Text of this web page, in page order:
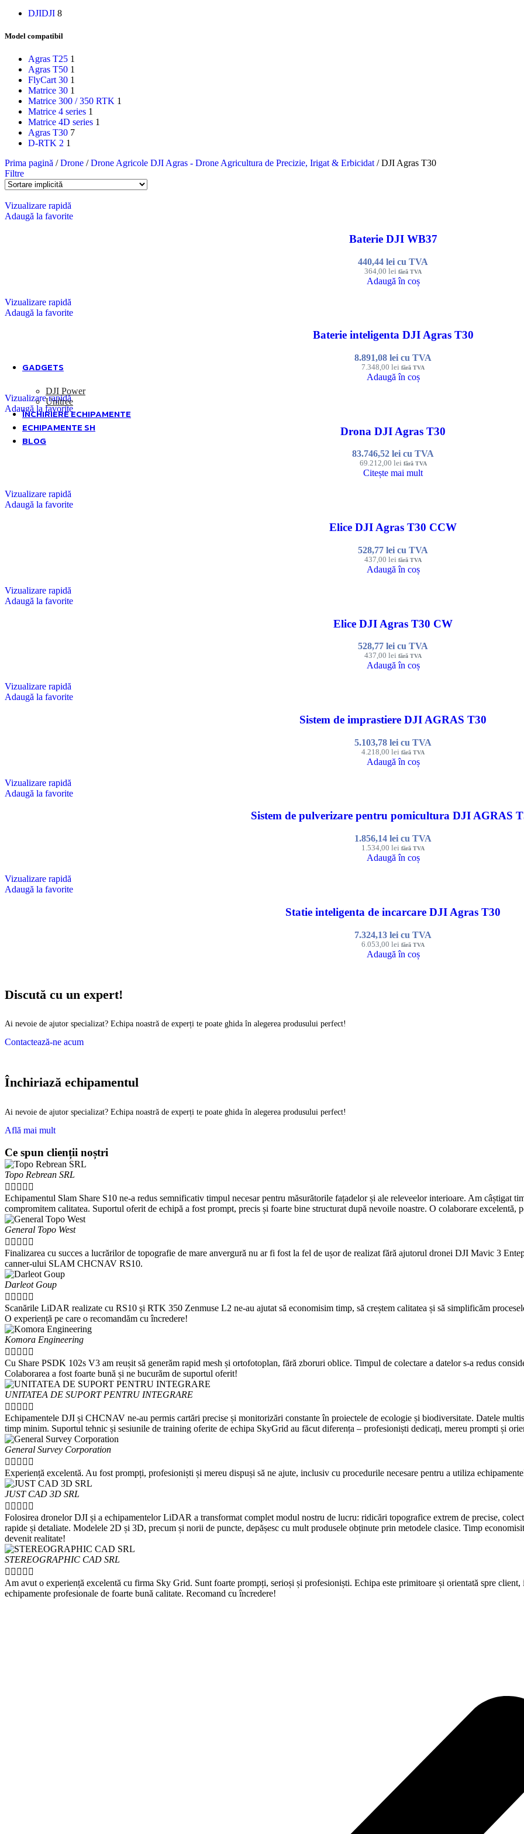
Prisme
Trepiede
Echipamente topografice
Receptoare GNSS
Scannere
Stații totale
Carnete de teren
Nivele optice și digitale
Măsurare distanțe, unghiuri, pantă
Georadar
Machine Control
Software Geodezie
Economisiți până la -25%
Obțineți reducere
GADGETS
DJI Power
Unitree
ÎNCHIRIERE ECHIPAMENTE
ECHIPAMENTE SH
BLOG
DJIDJI 8
Model compatibil
Agras T25 1
Agras T50 1
FlyCart 30 1
Matrice 30 1
Matrice 300 / 350 RTK 1
Matrice 4 series 1
Matrice 4D series 1
Agras T30 7
D-RTK 2 1
Prima pagină / Drone / Drone Agricole DJI Agras - Drone Agricultura de Precizie, Irigat & Erbicidat / DJI Agras T30
Filtre
Vizualizare rapidă
Adaugă la favorite
Baterie DJI WB37
364,00 lei fără TVA
440,44 lei cu TVA
Adaugă în coș
Vizualizare rapidă
Adaugă la favorite
Baterie inteligenta DJI Agras T30
7.348,00 lei fără TVA
8.891,08 lei cu TVA
Adaugă în coș
Vizualizare rapidă
Adaugă la favorite
Drona DJI Agras T30
69.212,00 lei fără TVA
83.746,52 lei cu TVA
Citește mai mult
Vizualizare rapidă
Adaugă la favorite
Elice DJI Agras T30 CCW
437,00 lei fără TVA
528,77 lei cu TVA
Adaugă în coș
Vizualizare rapidă
Adaugă la favorite
Elice DJI Agras T30 CW
437,00 lei fără TVA
528,77 lei cu TVA
Adaugă în coș
Vizualizare rapidă
Adaugă la favorite
Sistem de imprastiere DJI AGRAS T30
4.218,00 lei fără TVA
5.103,78 lei cu TVA
Adaugă în coș
Vizualizare rapidă
Adaugă la favorite
Sistem de pulverizare pentru pomicultura DJI AGRAS
1.534,00 lei fără TVA
1.856,14 lei cu TVA
Adaugă în coș
Vizualizare rapidă
Adaugă la favorite
Statie inteligenta de incarcare DJI Agras T30
6.053,00 lei fără TVA
7.324,13 lei cu TVA
Adaugă în coș
Discută cu un expert!
Ai nevoie de ajutor specializat? Echipa noastră de experți te poate ghida în alegerea produsului perfect!
Contactează-ne acum
Închiriază echipamentul
Ai nevoie de ajutor specializat? Echipa noastră de experți te poate ghida în alegerea produsului perfect!
Află mai mult
Ce spun clienții noștri
Topo Rebrean SRL
    
Echipamentul Slam Share S10 ne-a redus semnificativ timpul necesar pentru măsurătorile fațadelor și ale releveelor interioare. Am câștigat
compromitem calitatea. Suportul oferit de echipă a fost prompt, precis și foarte bine structurat după nevoile noastre. O colaborare excelentă,
General Topo West
    
Finalizarea cu succes a lucrărilor de topografie de mare anvergură nu ar fi fost la fel de ușor de realizat fără ajutorul dronei DJI Mavic 3
canner-ului SLAM CHCNAV RS10.
Darleot Goup
    
Scanările LiDAR realizate cu RS10 și RTK 350 Zenmuse L2 ne-au ajutat să economisim timp, să creștem calitatea și să simplificăm
O experiență pe care o recomandăm cu încredere!
Komora Engineering
    
Cu Share PSDK 102s V3 am reușit să generăm rapid mesh și ortofotoplan, fără zboruri oblice. Timpul de colectare a datelor s-a redus
Colaborarea a fost foarte bună și ne bucurăm de suportul oferit!
UNITATEA DE SUPORT PENTRU INTEGRARE
    
Echipamentele DJI și CHCNAV ne-au permis cartări precise și monitorizări constante în proiectele de ecologie și biodiversitate. Datele
timp minim. Suportul tehnic și sesiunile de training oferite de echipa SkyGrid au făcut diferența – profesioniști dedicați, mereu prompti și
General Survey Corporation
    
Experiență excelentă. Au fost prompți, profesioniști și mereu dispuși să ne ajute, inclusiv cu procedurile necesare pentru a utiliza
JUST CAD 3D SRL
    
Folosirea dronelor DJI și a echipamentelor LiDAR a transformat complet modul nostru de lucru: ridicări topografice extrem de precise,
rapide și detaliate. Modelele 2D și 3D, precum și norii de puncte, depășesc cu mult produsele obținute prin metodele clasice. Timp
devenit realitate!
STEREOGRAPHIC CAD SRL
    
Am avut o experiență excelentă cu firma Sky Grid. Sunt foarte prompți, serioși și profesioniști. Echipa este primitoare și orientată spre
echipamente profesionale de foarte bună calitate. Recomand cu încredere!